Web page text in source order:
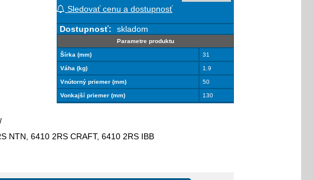
Sledovať cenu a dostupnosť
Dostupnosť: skladom
Parametre produktu
Šírka (mm) 31
Váha (kg) 1.9
Vnútorný priemer (mm) 50
Vonkajší priemer (mm) 130
NTN, 6410 2RS CRAFT, 6410 2RS IBB